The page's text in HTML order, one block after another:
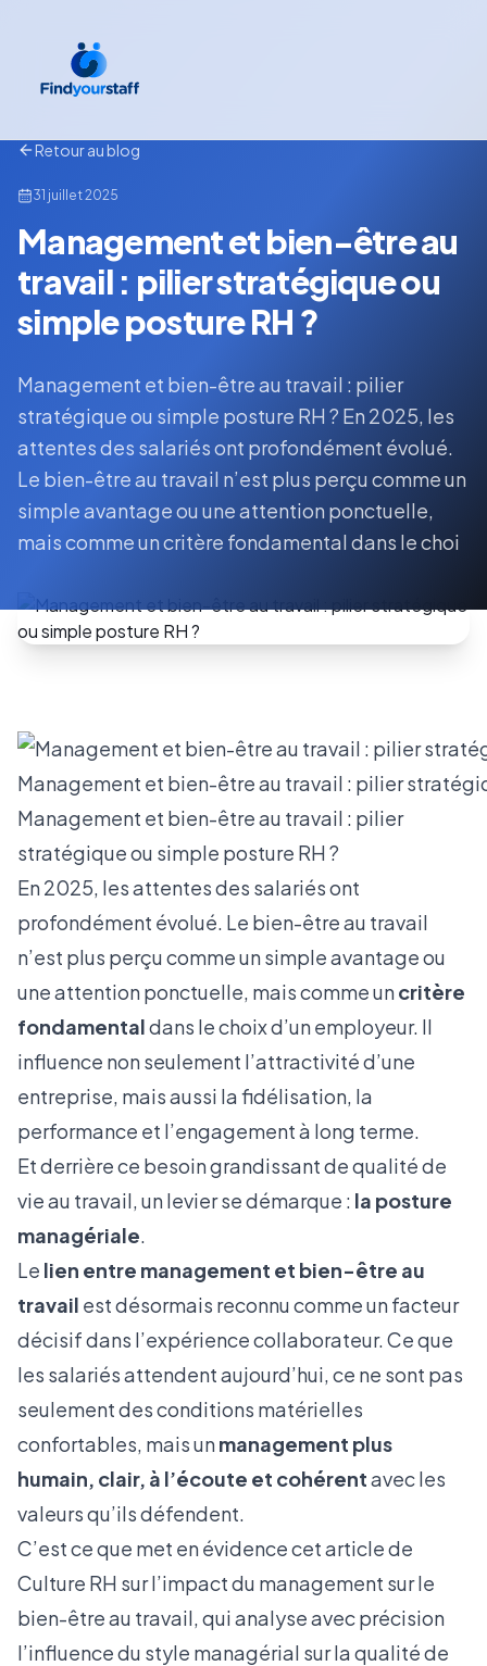
Retour au blog
31 juillet 2025
Management et bien-être au
travail : pilier stratégique ou
simple posture RH ?
Management et bien-être au travail : pilier
stratégique ou simple posture RH ? En 2025, les
attentes des salariés ont profondément évolué.
Le bien-être au travail n’est plus perçu comme un
simple avantage ou une attention ponctuelle,
mais comme un critère fondamental dans le choi
Management et bien-être au travail : pilier
Management et bien-être au travail : pilier
stratégique ou simple posture RH ?
En 2025, les attentes des salariés ont
profondément évolué. Le bien-être au travail
n’est plus perçu comme un simple avantage ou
une attention ponctuelle, mais comme uncritère
fondamentaldans le choix d’un employeur. Il
influence non seulement l’attractivité d’une
entreprise, mais aussi la fidélisation, la
performance et l’engagement à long terme.
Et derrière ce besoin grandissant de qualité de
vie au travail, un levier se démarque : la posture
managériale.
Le lien entre management et bien-être au
travail est désormais reconnu comme un facteur
décisif dans l’expérience collaborateur. Ce que
les salariés attendent aujourd’hui, ce ne sont pas
seulement des conditions matérielles
confortables, mais unmanagement plus
humain, clair, à l’écoute et cohérentavec les
valeurs qu’ils défendent.
C’est ce que met en évidencecet article de
Culture RH sur l’impact du management sur le
bien-être au travail, qui analyse avec précision
l’influence du style managérial sur la qualité de